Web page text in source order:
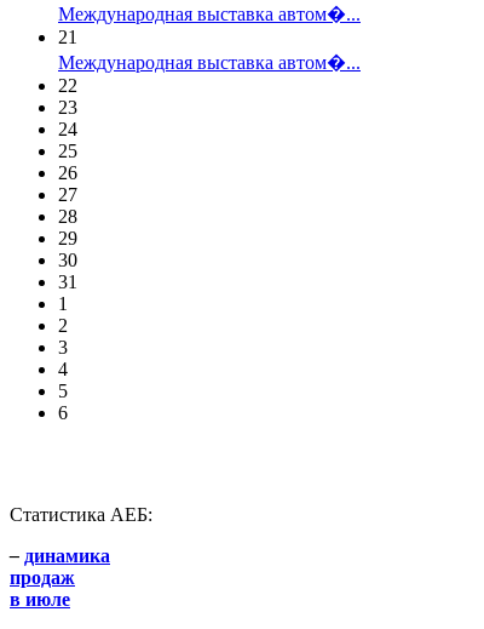
Международная выставка автом�...
21
Международная выставка автом�...
22
23
24
25
26
27
28
29
30
31
1
2
3
4
5
6
Статистика АЕБ:
– динамика
продаж
в июле